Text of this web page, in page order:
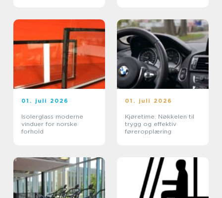
01. juli 2026
Isolerglass moderne
vinduer for norske
forhold
01. juli 2026
Kjøretime: Nøkkelen til
trygg og effektiv
føreropplæring